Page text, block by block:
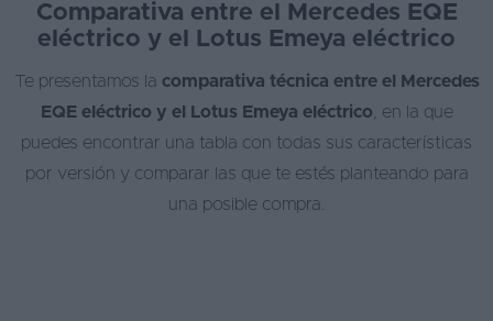
Coches
nuevos
Renting
Suscripción
Stock
Comparativa entre el Mercedes EQE
eléctrico y el Lotus Emeya eléctrico
Te presentamos la comparativa técnica entre el Mercedes
EQE eléctrico y el Lotus Emeya eléctrico , en la que
puedes encontrar una tabla con todas sus características
por versión y comparar las que te estés planteando para
una posible compra.